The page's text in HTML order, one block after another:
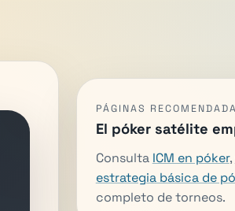
PÁGINAS
El póker satélite
Consulta ICM en póker,
estrategia básica de
completo de torneos.